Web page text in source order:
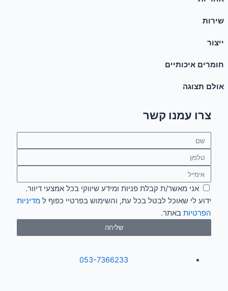
שירות
ייצור
חומרים איכותיים
אולם תצוגה
צרו עמנו קשר
Name
טלפון
Email
אישור
מדיניות
אני מאשר/ת קבלת פניות ומידע שיווקי בכל אמצעי דיוור.
ידוע לי שאוכל לבטל בכל עת, והשימוש בפרטיי כפוף ל מדיניות
הפרטיות באתר.
שליחה
053-7366233